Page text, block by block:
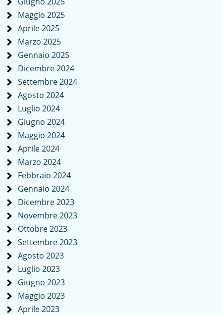
Maggio 2025
Aprile 2025
Marzo 2025
Gennaio 2025
Dicembre 2024
Settembre 2024
Agosto 2024
Luglio 2024
Giugno 2024
Maggio 2024
Aprile 2024
Marzo 2024
Febbraio 2024
Gennaio 2024
Dicembre 2023
Novembre 2023
Ottobre 2023
Settembre 2023
Agosto 2023
Luglio 2023
Giugno 2023
Maggio 2023
Aprile 2023